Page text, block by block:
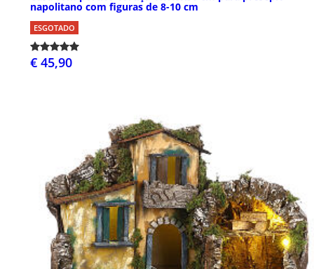
napolitano com figuras de 8-10 cm
ESGOTADO
€ 45,90